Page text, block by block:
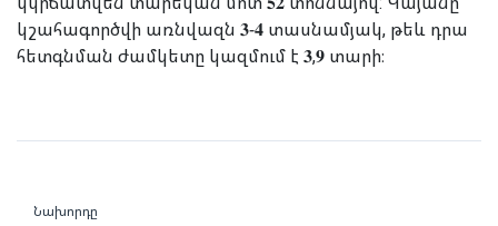
կշահագործվի առնվազն 𝟑-𝟒 տասնամյակ, թեև դրա
հետգնման ժամկետը կազմում է 𝟑,𝟗 տարի։
Նախորդը